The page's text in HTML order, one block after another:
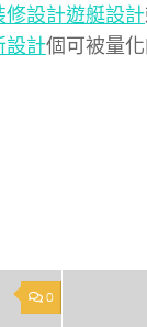
修設計遊艇設計
設計個可被量
0